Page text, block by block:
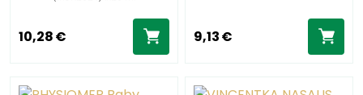
10,28 € 9,13 €